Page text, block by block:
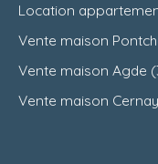
Location
Vente maison
Vente maison Agde
Vente maison